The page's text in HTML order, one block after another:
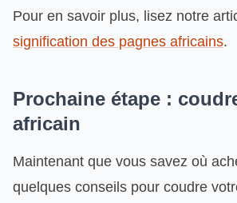
Pour en savoir plus, lisez notre
signification des pagnes africains.
Prochaine étape :
africain
Maintenant que vous savez où
quelques conseils pour coudre